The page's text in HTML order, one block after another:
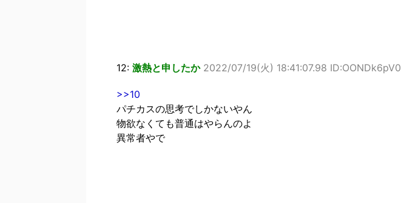
12: 激熱と申したか 2022/07/19(火) 18:41:07.98 ID:OONDk6pV0
>>10
パチカスの思考でしかないやん
物欲なくても普通はやらんのよ
異常者やで